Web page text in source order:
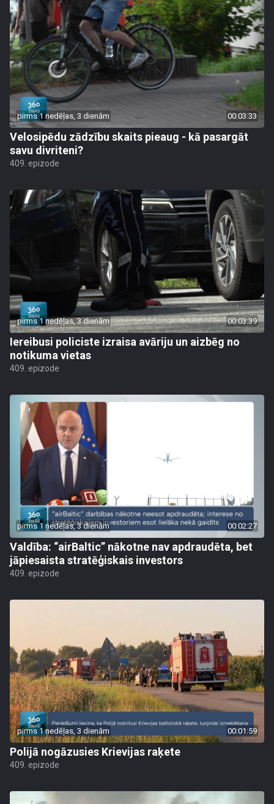
pirms 1 nedēļas, 3 dienām 00:03:33
Velosipēdu zādzību skaits pieaug - kā pasargāt
savu divriteni?
409. epizode
pirms 1 nedēļas, 3 dienām 00:03:39
Iereibusi policiste izraisa avāriju un aizbēg no
notikuma vietas
409. epizode
pirms 1 nedēļas, 3 dienām 00:02:27
Valdība: “airBaltic” nākotne nav apdraudēta, bet
jāpiesaista stratēģiskais investors
409. epizode
pirms 1 nedēļas, 3 dienām 00:01:59
Polijā nogāzusies Krievijas raķete
409. epizode